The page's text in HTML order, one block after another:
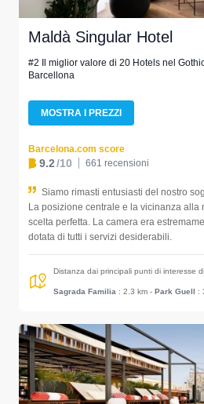
Maldà Singular Hotel
#2 Il miglior valore di 20 Hotels nel
Barcellona
MOSTRA I PREZZI
Barcelona.com score
9.2/10 661 recensioni
Siamo rimasti entusiasti del nostro
La posizione centrale e la vicinanza alla
scelta perfetta. La camera era
dotata di tutti i servizi desiderabili.
Distanza dai principali punti di interesse
Sagrada Familia : 2.3 km - Park Guell :